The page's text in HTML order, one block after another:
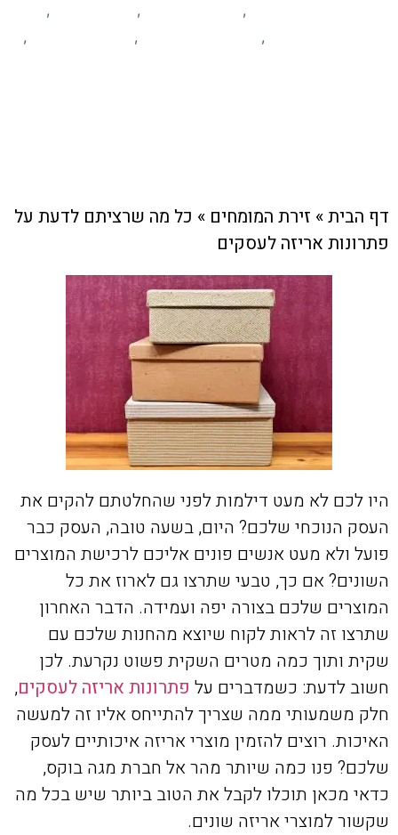
,
,
,
,
,
,
דף הבית» זירת המומחים » כל מה שרציתם לדעת על
פתרונות אריזה לעסקים
היו לכם לא מעט דילמות לפני שהחלטתם להקים את
העסק הנוכחי שלכם? היום, בשעה טובה, העסק כבר
פועל ולא מעט אנשים פונים אליכם לרכישת המוצרים
השונים? אם כך, טבעי שתרצו גם לארוז את כל
המוצרים שלכם בצורה יפה ועמידה. הדבר האחרון
שתרצו זה לראות לקוח שיוצא מהחנות שלכם עם
שקית ותוך כמה מטרים השקית פשוט נקרעת. לכן
חשוב לדעת: כשמדברים על פתרונות אריזה לעסקים,
חלק משמעותי ממה שצריך להתייחס אליו זה למעשה
האיכות. רוצים להזמין מוצרי אריזה איכותיים לעסק
שלכם? פנו כמה שיותר מהר אל חברת מגה בוקס,
כדאי מכאן תוכלו לקבל את הטוב ביותר שיש בכל מה
שקשור למוצרי אריזה שונים.